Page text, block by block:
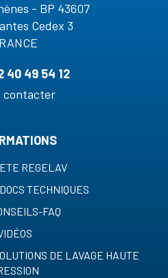
- BP 43607
Cedex 3
40 49 54 12
contacter
REGELAV
TECHNIQUES
FAQ
DE LAVAGE HAUTE